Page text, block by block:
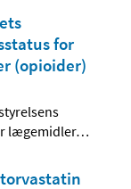
for
(opioider)
lægemidler…